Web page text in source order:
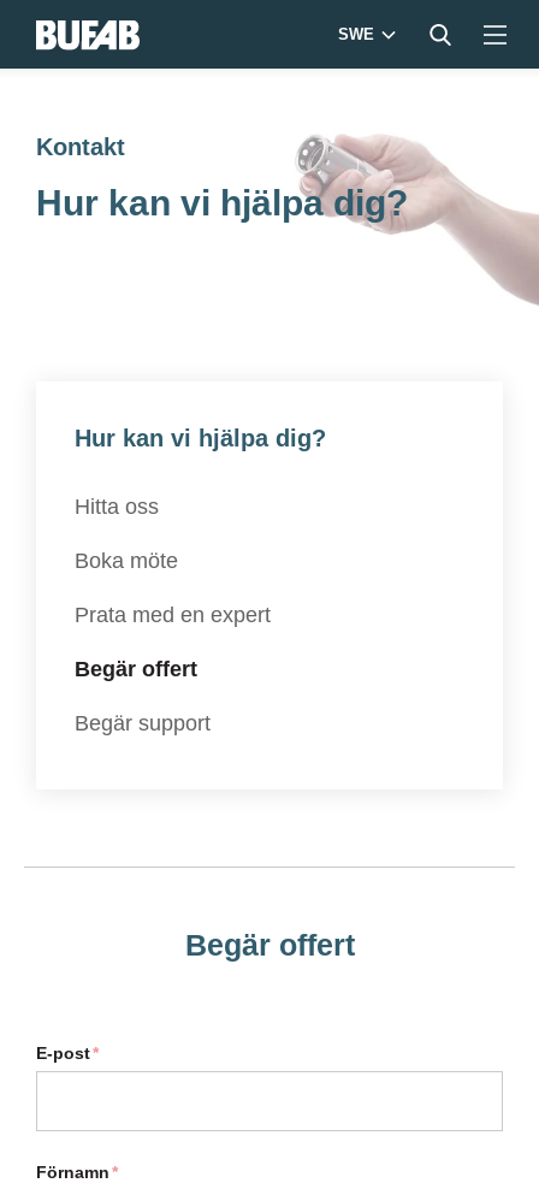
SWE
Kontakt
Hur kan vi hjälpa dig?
Hur kan vi hjälpa dig?
Hitta oss
Boka möte
Prata med en expert
Begär offert
Begär support
Begär offert
E-post*
Förnamn*